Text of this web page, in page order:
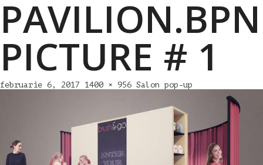
PAVILION.BPN
PICTURE # 1
februarie 6, 2017 1400 × 956 Salon pop-up